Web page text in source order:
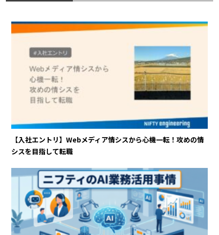
【入社エントリ】Webメディア情シスから心機一転！攻めの情
シスを目指して転職